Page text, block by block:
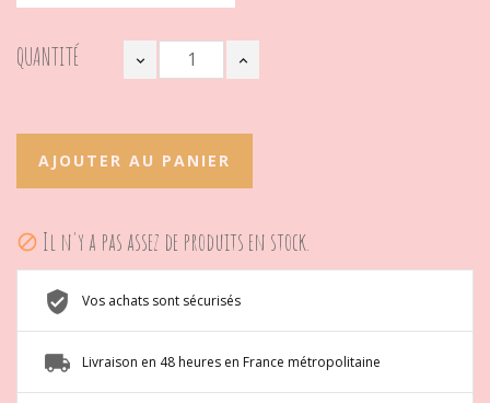
QUANTITÉ
AJOUTER AU PANIER
 Il n'y a pas assez de produits en stock.
Vos achats sont sécurisés
Livraison en 48 heures en France métropolitaine